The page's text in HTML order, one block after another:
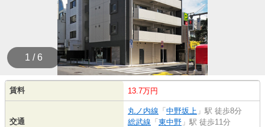
1 / 6
賃料 13.7万円
交通
丸ノ内線 「 中野坂上 」駅 徒歩8分
総武線 「 東中野 」駅 徒歩11分